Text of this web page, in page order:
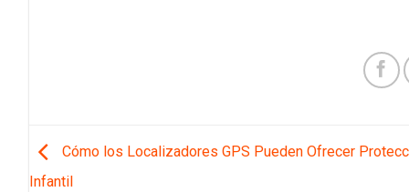
Cómo los Localizadores GPS Pueden Ofrecer
Infantil